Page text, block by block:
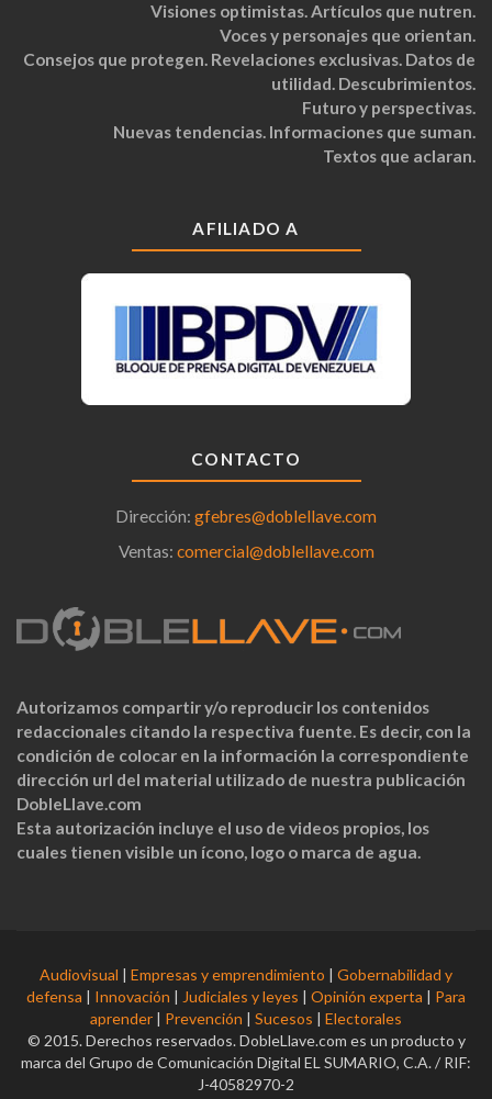
Visiones optimistas. Artículos que nutren.
Voces y personajes que orientan.
Consejos que protegen. Revelaciones exclusivas. Datos de
utilidad. Descubrimientos.
Futuro y perspectivas.
Nuevas tendencias. Informaciones que suman.
Textos que aclaran.
AFILIADO A
CONTACTO
Dirección: gfebres@doblellave.com
Ventas: comercial@doblellave.com
Autorizamos compartir y/o reproducir los contenidos
redaccionales citando la respectiva fuente. Es decir, con la
condición de colocar en la información la correspondiente
dirección url del material utilizado de nuestra publicación
DobleLlave.com
Esta autorización incluye el uso de videos propios, los
cuales tienen visible un ícono, logo o marca de agua.
Audiovisual | Empresas y emprendimiento | Gobernabilidad y
defensa | Innovación | Judiciales y leyes | Opinión experta | Para
aprender | Prevención | Sucesos | Electorales
© 2015. Derechos reservados. DobleLlave.com es un producto y
marca del Grupo de Comunicación Digital EL SUMARIO, C.A. / RIF:
J-40582970-2